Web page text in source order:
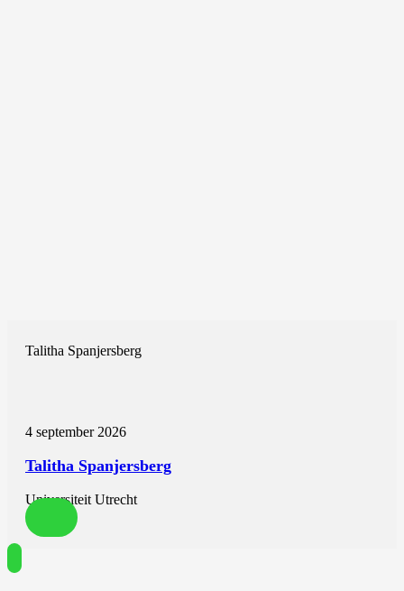
Talitha Spanjersberg
4 september 2026
Talitha Spanjersberg
Universiteit Utrecht